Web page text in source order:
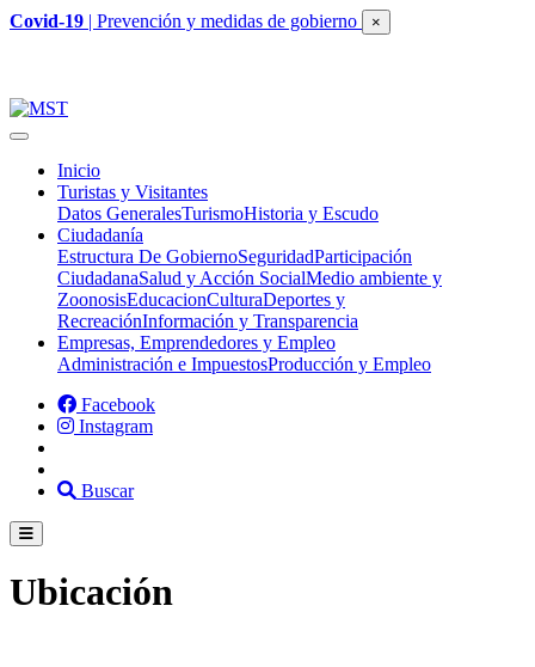
Covid-19 | Prevención y medidas de gobierno ×
Inicio
Turistas y Visitantes
Datos GeneralesTurismoHistoria y Escudo
Ciudadanía
Estructura De GobiernoSeguridadParticipación
CiudadanaSalud y Acción SocialMedio ambiente y
ZoonosisEducacionCulturaDeportes y
RecreaciónInformación y Transparencia
Empresas, Emprendedores y Empleo
Administración e ImpuestosProducción y Empleo
Facebook
Instagram
Buscar
Ubicación